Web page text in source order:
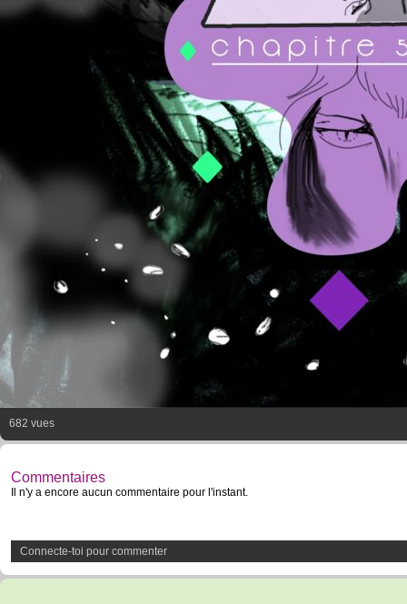
682 vues
Commentaires
Il n'y a encore aucun commentaire pour l'instant.
Connecte-toi pour commenter